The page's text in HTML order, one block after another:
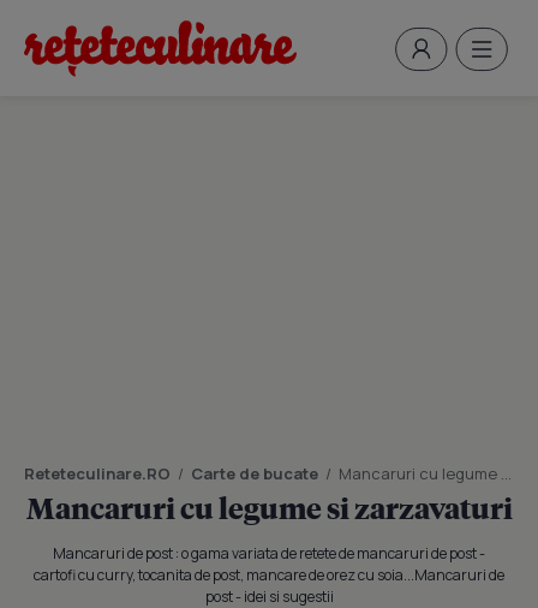
Reteteculinare.RO / Carte de bucate / Mancaruri cu legume si zarzavaturi
Mancaruri cu legume si zarzavaturi
Mancaruri de post : o gama variata de retete de mancaruri de post -
cartofi cu curry, tocanita de post, mancare de orez cu soia...Mancaruri de
post - idei si sugestii